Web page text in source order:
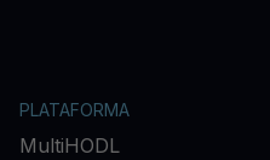
PLATAFORMA
MultiHODL